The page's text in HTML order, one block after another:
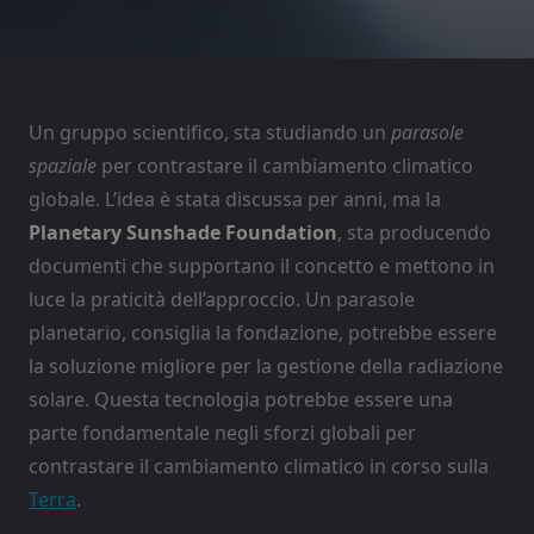
Un gruppo scientifico, sta studiando un parasole
spaziale per contrastare il cambiamento climatico
globale. L’idea è stata discussa per anni, ma la
Planetary Sunshade Foundation, sta producendo
documenti che supportano il concetto e mettono in
luce la praticità dell’approccio. Un parasole
planetario, consiglia la fondazione, potrebbe essere
la soluzione migliore per la gestione della radiazione
solare. Questa tecnologia potrebbe essere una
parte fondamentale negli sforzi globali per
contrastare il cambiamento climatico in corso sulla
Terra.